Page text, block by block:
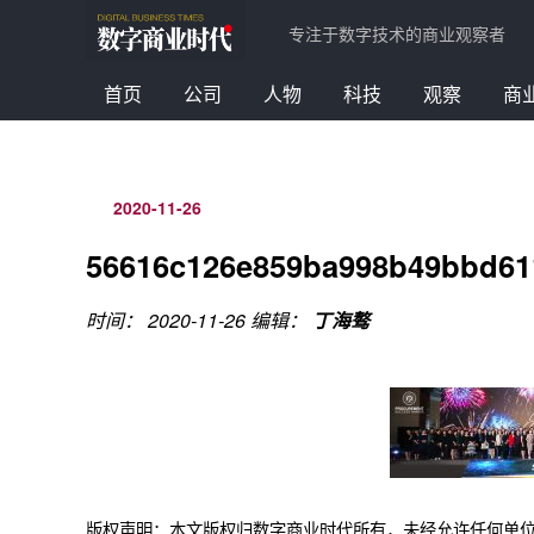
专注于数字技术的商业观察者
首页 公司 人物 科技 观察 商
2020-11-26
时间： 2020-11-26编辑： 丁海骜
版权声明：本文版权归数字商业时代所有，未经允许任何